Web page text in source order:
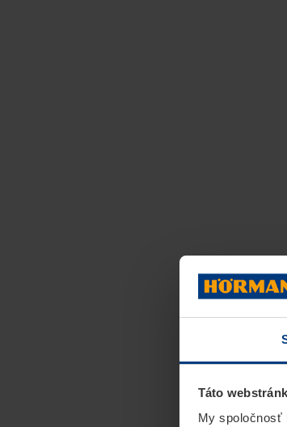
Táto
My spoločnosť